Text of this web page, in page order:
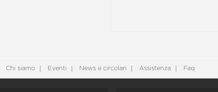
Chi siamo Eventi News e circolari Assistenza Faq